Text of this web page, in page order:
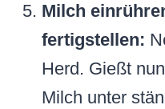
Milch
fertigstellen:
Herd. Gießt
Milch unter